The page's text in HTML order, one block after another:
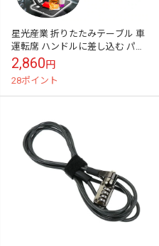
星光産業 折りたたみテーブル 車
運転席 ハンドルに差し込む パソ
コン作業 食事等 収納 便利 収納
袋付 EB-208
2,860円
28ポイント